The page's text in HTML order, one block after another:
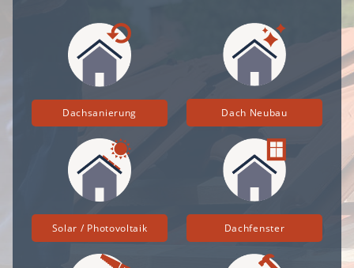
Dachsanierung Dach Neubau
Solar / Photovoltaik Dachfenster